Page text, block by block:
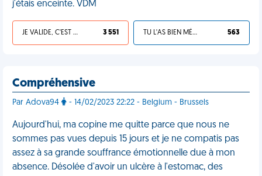
j'étais enceinte. VDM
JE VALIDE, C'EST UNE VDM 3 551 TU L'AS BIEN MÉRITÉ 563
Compréhensive
Par Adova94 - 14/02/2023 22:22 - Belgium - Brussels
Aujourd'hui, ma copine me quitte parce que nous ne
sommes pas vues depuis 15 jours et je ne compatis pas
assez à sa grande souffrance émotionnelle due à mon
absence. Désolée d'avoir un ulcère à l'estomac, des